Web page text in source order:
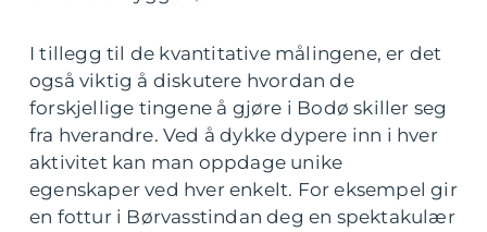
I tillegg til de kvantitative målingene, er det
også viktig å diskutere hvordan de
forskjellige tingene å gjøre i Bodø skiller seg
fra hverandre. Ved å dykke dypere inn i hver
aktivitet kan man oppdage unike
egenskaper ved hver enkelt. For eksempel gir
en fottur i Børvasstindan deg en spektakulær